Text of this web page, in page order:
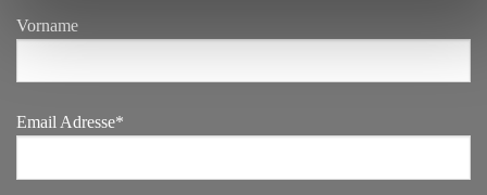
Vorname
Email Adresse*